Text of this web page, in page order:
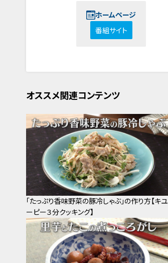
ホームページ
番組サイト
オススメ関連コンテンツ
「たっぷり香味野菜の豚冷しゃぶ」の作り方【キユ
ーピー３分クッキング】